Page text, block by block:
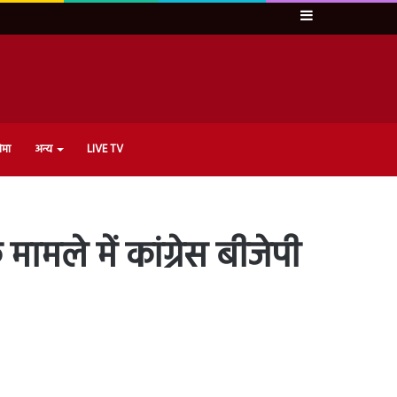
Sidebar
अन्य LIVE TV
में कांग्रेस बीजेपी